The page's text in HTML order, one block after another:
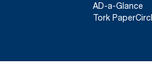
AD-a-Glance
Tork